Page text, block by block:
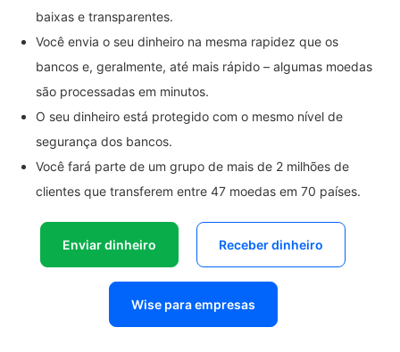
baixas e transparentes.
Você envia o seu dinheiro na mesma rapidez que os
bancos e, geralmente, até mais rápido – algumas moedas
são processadas em minutos.
O seu dinheiro está protegido com o mesmo nível de
segurança dos bancos.
Você fará parte de um grupo de mais de 2 milhões de
clientes que transferem entre 47 moedas em 70 países.
Enviar dinheiro Receber dinheiro
Wise para empresas